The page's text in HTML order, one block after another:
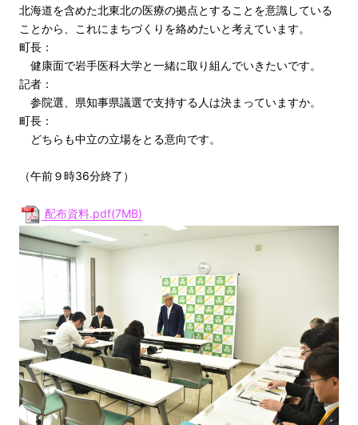
北海道を含めた北東北の医療の拠点とすることを意識している
ことから、これにまちづくりを絡めたいと考えています。
町長：
健康面で岩手医科大学と一緒に取り組んでいきたいです。
記者：
参院選、県知事県議選で支持する人は決まっていますか。
町長：
どちらも中立の立場をとる意向です。
（午前９時36分終了）
配布資料.pdf(7MB)